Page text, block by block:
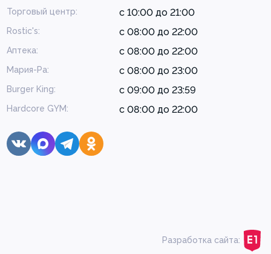
Торговый центр: с 10:00 до 21:00
Rostic's: с 08:00 до 22:00
Аптека: с 08:00 до 22:00
Мария-Ра: с 08:00 до 23:00
Burger King: с 09:00 до 23:59
Hardcore GYM: с 08:00 до 22:00
Разработка сайта:
Больше